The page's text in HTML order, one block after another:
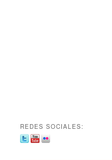
REDES SOCIALES: